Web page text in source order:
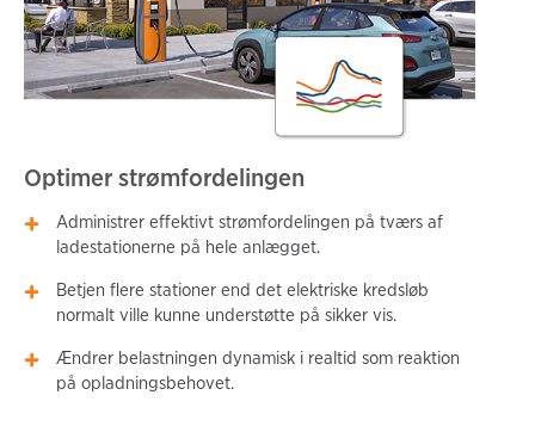
Optimer strømfordelingen
Administrer effektivt strømfordelingen på tværs af
ladestationerne på hele anlægget.
Betjen flere stationer end det elektriske kredsløb
normalt ville kunne understøtte på sikker vis.
Ændrer belastningen dynamisk i realtid som reaktion
på opladningsbehovet.